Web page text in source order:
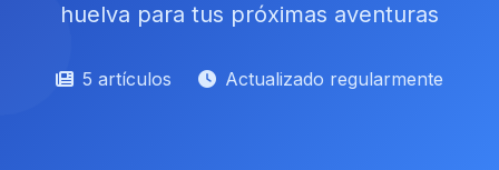
huelva para tus próximas aventuras
5 artículos Actualizado regularmente